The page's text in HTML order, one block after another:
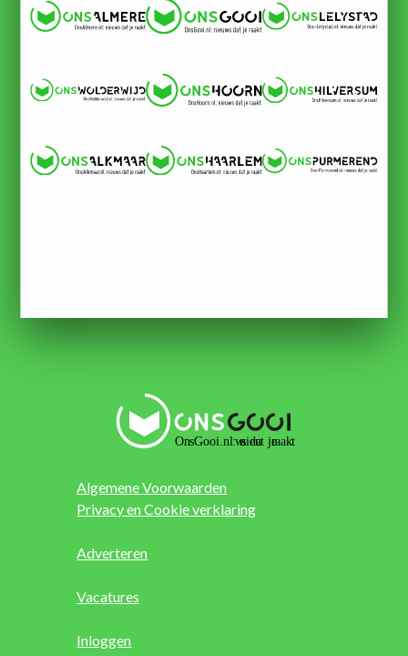
Algemene Voorwaarden
Privacy en Cookie verklaring
Adverteren
Vacatures
Inloggen